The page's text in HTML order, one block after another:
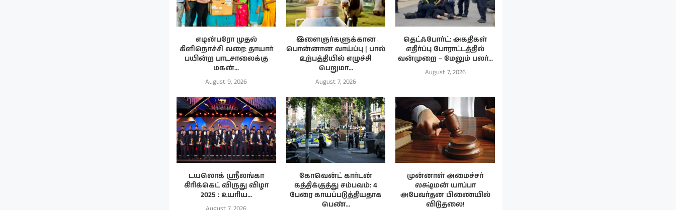
எடின்பரோ முதல்
கிளிநொச்சி வரை: தாயார்
பயின்ற பாடசாலைக்கு
மகன்...
August 9, 2026
இளைஞர்களுக்கான
பொன்னான வாய்ப்பு | பால்
உற்பத்தியில் எழுச்சி
பெறுமா...
August 7, 2026
தெட்ஃபோர்ட்: அகதிகள்
எதிர்ப்பு போராட்டத்தில்
வன்முறை – மேலும் பலர்...
August 7, 2026
டயலொக் ஸ்ரீலங்கா
கிரிக்கெட் விருது விழா
2025 : உயரிய...
கோவென்ட் கார்டன்
கத்திக்குத்து சம்பவம்: 4
பேரை காயப்படுத்தியதாக
பெண்...
முன்னாள் அமைச்சர்
லக்ஷ்மன் யாப்பா
அபேவர்தன பிணையில்
விடுதலை!